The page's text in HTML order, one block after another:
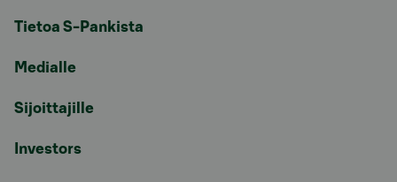
Tietoa S-Pankista
Medialle
Sijoittajille
Investors